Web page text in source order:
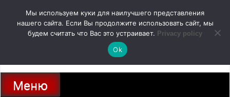
содержимому
autodoc24.ru
Новости про современные автомобили и не только, новинки зарубежного
и отечественного автопрома
Меню
Мы используем куки для наилучшего представления
нашего сайта. Если Вы продолжите использовать сайт, мы
будем считать что Вас это устраивает. Privacy policy
Ok